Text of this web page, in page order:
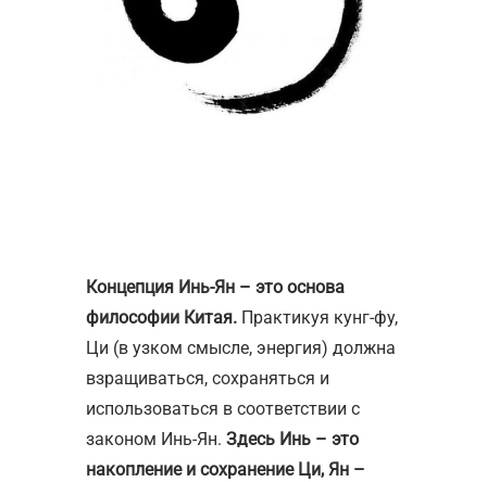
Концепция Инь-Ян – это основа
философии Китая. Практикуя кунг-фу,
Ци (в узком смысле, энергия) должна
взращиваться, сохраняться и
использоваться в соответствии с
законом Инь-Ян. Здесь Инь – это
накопление и сохранение Ци, Ян –